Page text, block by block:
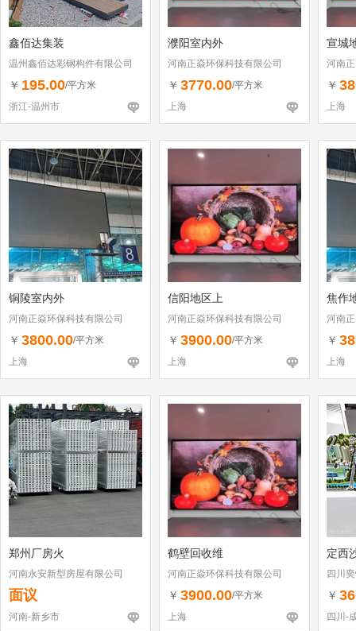
鑫佰达集装
温州鑫佰达彩钢构件有限公司
￥ 195.00/平方米
浙江-温州市
濮阳室内外
河南正焱环保科技有限公司
￥ 3770.00/平方米
上海
宣城
河南
￥
上海
铜陵室内外
河南正焱环保科技有限公司
￥ 3800.00/平方米
上海
信阳地区上
河南正焱环保科技有限公司
￥ 3900.00/平方米
上海
焦作
河南
￥
上海
郑州厂房火
河南永安新型房屋有限公司
面议
河南-新乡市
鹤壁回收维
河南正焱环保科技有限公司
￥ 3900.00/平方米
上海
定西
四川
￥
四川-